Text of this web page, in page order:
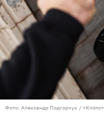
Фото: Александр Подгорчук / «Клопс»